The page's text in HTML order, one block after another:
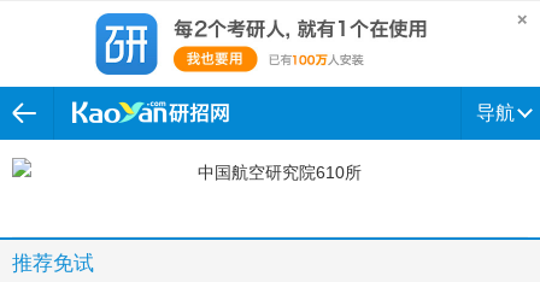
导航
推荐免试